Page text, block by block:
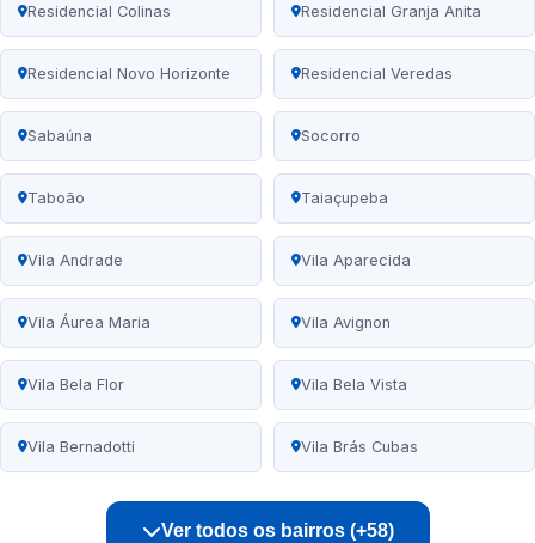
Residencial Colinas Residencial Granja Anita
Residencial Novo Horizonte Residencial Veredas
Sabaúna Socorro
Taboão Taiaçupeba
Vila Andrade Vila Aparecida
Vila Áurea Maria Vila Avignon
Vila Bela Flor Vila Bela Vista
Vila Bernadotti Vila Brás Cubas
Ver todos os bairros (+58)